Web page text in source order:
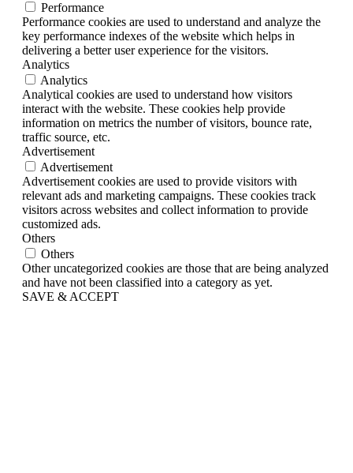
Performance
Performance cookies are used to understand and analyze the
key performance indexes of the website which helps in
delivering a better user experience for the visitors.
Analytics
Analytics
Analytical cookies are used to understand how visitors
interact with the website. These cookies help provide
information on metrics the number of visitors, bounce rate,
traffic source, etc.
Advertisement
Advertisement
Advertisement cookies are used to provide visitors with
relevant ads and marketing campaigns. These cookies track
visitors across websites and collect information to provide
customized ads.
Others
Others
Other uncategorized cookies are those that are being analyzed
and have not been classified into a category as yet.
SAVE & ACCEPT